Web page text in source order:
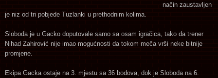
način zaustavljen
je niz od tri pobjede Tuzlanki u prethodnim kolima.
Sloboda je u Gacko doputovale samo sa osam igračica, tako da trener
Nihad Zahirović nije imao mogućnosti da tokom meča vrši neke bitnije
promjene.
Ekipa Gacka ostaje na 3. mjestu sa 36 bodova, dok je Sloboda na 6.